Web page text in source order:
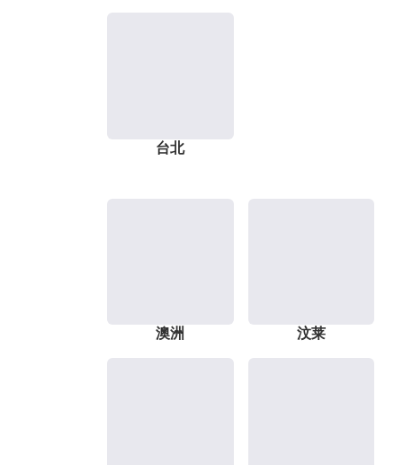
台北
澳洲 汶莱